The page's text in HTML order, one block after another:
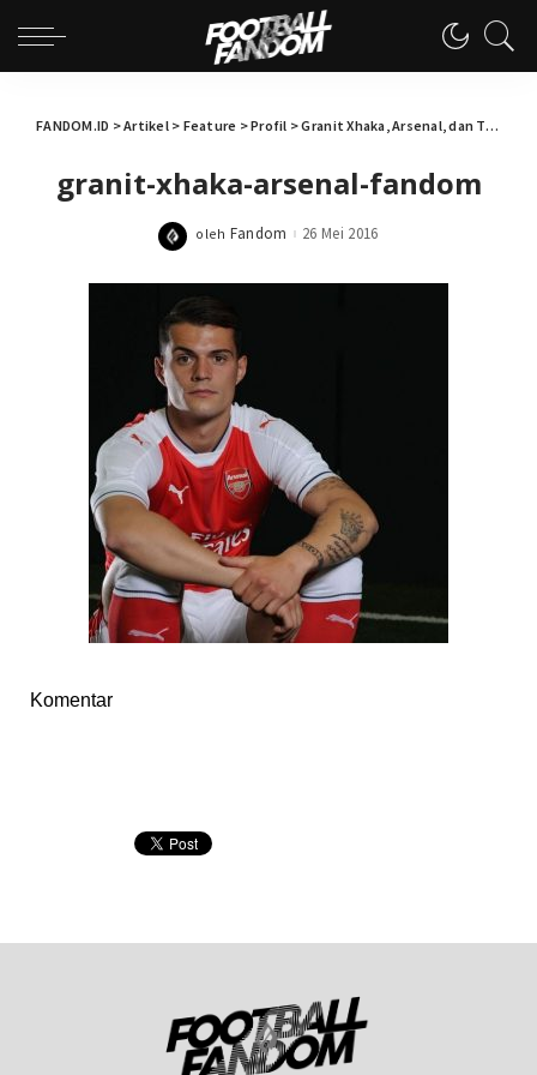
FANDOM.ID >Artikel> Feature >Profil >Granit Xhaka, Arsenal, dan Tanah Terjanji
granit-xhaka-arsenal-fandom
Posted
oleh Fandom 26 Mei 2016
Komentar